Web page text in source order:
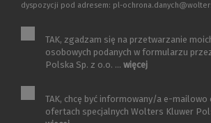
dyspozycji pod adresem: pl-
TAK, zgadzam się na przetwarzanie
osobowych podanych w formularzu
Polska Sp. z o.o. ... więcej
TAK, chcę być informowany/a e-mailowo
ofertach specjalnych Wolters Kluwer